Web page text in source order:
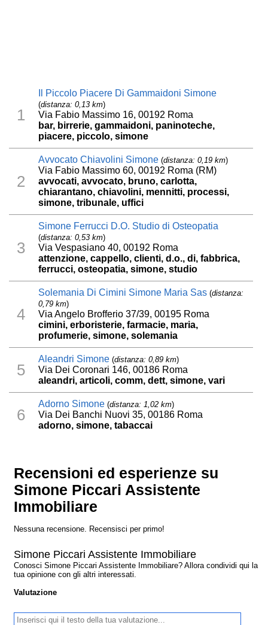
1
Il Piccolo Piacere Di Gammaidoni Simone
(distanza: 0,13 km)
Via Fabio Massimo 16, 00192 Roma
bar, birrerie, gammaidoni, paninoteche,
piacere, piccolo, simone
2
Avvocato Chiavolini Simone (distanza: 0,19 km)
Via Fabio Massimo 60, 00192 Roma (RM)
avvocati, avvocato, bruno, carlotta,
chiarantano, chiavolini, mennitti, processi,
simone, tribunale, uffici
3
Simone Ferrucci D.O. Studio di Osteopatia
(distanza: 0,53 km)
Via Vespasiano 40, 00192 Roma
attenzione, cappello, clienti, d.o., di, fabbrica,
ferrucci, osteopatia, simone, studio
4
Solemania Di Cimini Simone Maria Sas (distanza:
0,79 km)
Via Angelo Brofferio 37/39, 00195 Roma
cimini, erboristerie, farmacie, maria,
profumerie, simone, solemania
5
Aleandri Simone (distanza: 0,89 km)
Via Dei Coronari 146, 00186 Roma
aleandri, articoli, comm, dett, simone, vari
6
Adorno Simone (distanza: 1,02 km)
Via Dei Banchi Nuovi 35, 00186 Roma
adorno, simone, tabaccai
Recensioni ed esperienze su
Simone Piccari Assistente
Immobiliare
Nessuna recensione. Recensisci per primo!
Simone Piccari Assistente Immobiliare
Conosci Simone Piccari Assistente Immobiliare? Allora condividi qui la
tua opinione con gli altri interessati.
Valutazione